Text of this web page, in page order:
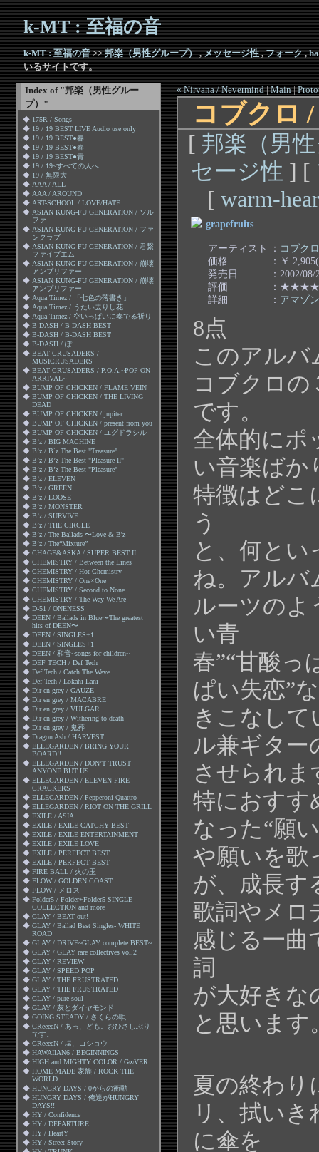
k-MT : 至福の音
k-MT : 至福の音>>邦楽（男性グループ）,メッセージ性,フォーク,
いるサイトです。
Index of "邦楽（男性グルー
プ）"
◆ 175R / Songs
◆ 19 / 19 BEST LIVE Audio use only
◆ 19 / 19 BEST●春
◆ 19 / 19 BEST●春
◆ 19 / 19 BEST●青
◆ 19 / 19~すべての人へ
◆ 19 / 無限大
◆ AAA / ALL
◆ AAA / AROUND
◆ ART-SCHOOL / LOVE/HATE
◆ ASIAN KUNG-FU GENERATION / ソル
ファ
◆ ASIAN KUNG-FU GENERATION / ファ
ンクラブ
◆ ASIAN KUNG-FU GENERATION / 君繋
ファイブエム
◆ ASIAN KUNG-FU GENERATION / 崩壊
アンプリファー
◆ ASIAN KUNG-FU GENERATION / 崩壊
アンプリファー
◆ Aqua Timez / 「七色の落書き」
◆ Aqua Timez / うたい去りし花
◆ Aqua Timez / 空いっぱいに奏でる祈り
◆ B-DASH / B-DASH BEST
◆ B-DASH / B-DASH BEST
◆ B-DASH / ぽ
◆ BEAT CRUSADERS /
MUSICRUSADERS
◆ BEAT CRUSADERS / P.O.A.~POP ON
ARRIVAL~
◆ BUMP OF CHICKEN / FLAME VEIN
◆ BUMP OF CHICKEN / THE LIVING
DEAD
◆ BUMP OF CHICKEN / jupiter
◆ BUMP OF CHICKEN / present from you
◆ BUMP OF CHICKEN / ユグドラシル
◆ B’z / BIG MACHINE
◆ B’z / B´z The Best "Treasure"
◆ B’z / B’z The Best "Pleasure II"
◆ B’z / B’z The Best "Pleasure"
◆ B’z / ELEVEN
◆ B’z / GREEN
◆ B’z / LOOSE
◆ B’z / MONSTER
◆ B’z / SURVIVE
◆ B’z / THE CIRCLE
◆ B’z / The Ballads 〜Love & B'z
◆ B’z / The“Mixture”
◆ CHAGE&ASKA / SUPER BEST II
◆ CHEMISTRY / Between the Lines
◆ CHEMISTRY / Hot Chemistry
◆ CHEMISTRY / One×One
◆ CHEMISTRY / Second to None
◆ CHEMISTRY / The Way We Are
◆ D-51 / ONENESS
◆ DEEN / Ballads in Blue〜The greatest
hits of DEEN〜
◆ DEEN / SINGLES+1
◆ DEEN / SINGLES+1
◆ DEEN / 和音~songs for children~
◆ DEF TECH / Def Tech
◆ Def Tech / Catch The Wave
◆ Def Tech / Lokahi Lani
◆ Dir en grey / GAUZE
◆ Dir en grey / MACABRE
◆ Dir en grey / VULGAR
◆ Dir en grey / Withering to death
◆ Dir en grey / 鬼葬
◆ Dragon Ash / HARVEST
◆ ELLEGARDEN / BRING YOUR
BOARD!!
◆ ELLEGARDEN / DON’T TRUST
ANYONE BUT US
◆ ELLEGARDEN / ELEVEN FIRE
CRACKERS
◆ ELLEGARDEN / Pepperoni Quattro
◆ ELLEGARDEN / RIOT ON THE GRILL
◆ EXILE / ASIA
◆ EXILE / EXILE CATCHY BEST
◆ EXILE / EXILE ENTERTAINMENT
◆ EXILE / EXILE LOVE
◆ EXILE / PERFECT BEST
◆ EXILE / PERFECT BEST
◆ FIRE BALL / 火の玉
◆ FLOW / GOLDEN COAST
◆ FLOW / メロス
◆ Folder5 / Folder+Folder5 SINGLE
COLLECTION and more
◆ GLAY / BEAT out!
◆ GLAY / Ballad Best Singles- WHITE
ROAD
◆ GLAY / DRIVE~GLAY complete BEST~
◆ GLAY / GLAY rare collectives vol.2
◆ GLAY / REVIEW
◆ GLAY / SPEED POP
◆ GLAY / THE FRUSTRATED
◆ GLAY / THE FRUSTRATED
◆ GLAY / pure soul
◆ GLAY / 灰とダイヤモンド
◆ GOING STEADY / さくらの唄
◆ GReeeeN / あっ、ども。おひさしぶり
です。
◆ GReeeeN / 塩、コショウ
◆ HAWAIIAN6 / BEGINNINGS
◆ HIGH and MIGHTY COLOR / G∞VER
◆ HOME MADE 家族 / ROCK THE
WORLD
◆ HUNGRY DAYS / 0からの衝動
◆ HUNGRY DAYS / 俺達がHUNGRY
DAYS!!
◆ HY / Confidence
◆ HY / DEPARTURE
◆ HY / HeartY
◆ HY / Street Story
« Nirvana / Nevermind|Main|
コブクロ
[ 邦楽（男
セージ性 ] [
[ warm-
grapefruits
アーティスト ： コブクロ
価格
：￥
発売日
：2002/08/
評価
：
詳細
： アマゾ
8点
このアルバ
コブクロ
です。
全体的にポ
い音楽ばか
特徴はどこ
う
と、何とい
ね。アルバ
ルーツのよ
い青
春”“甘酸っ
ぱい失恋”
きこなし
ル兼ギター
させられま
特におすす
なった“願
や願いを歌
が、成長す
歌詞やメロ
感じる一曲
詞
が大好きな
と思います
夏の終わり
リ、拭い
に傘を